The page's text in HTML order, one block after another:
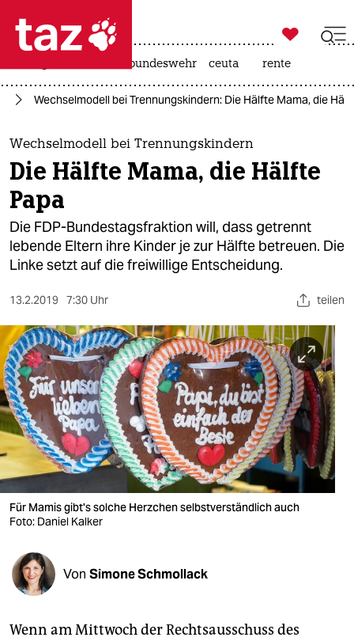
 taz zahl ich
taz zahl ich
themen
politik
öko
gesellschaft
sport
berlin
nord
wahrheit
verlag
verlag
veranstaltungen
shop
fragen & hilfe

taz zahl ich
bundeswehr ceuta rente
Wechselmodell bei Trennungskindern: Die Hälfte Mama, die
Wechselmodell bei Trennungskindern
Die Hälfte Mama, die Hälfte
Papa
Die FDP-Bundestagsfraktion will, dass getrennt
lebende Eltern ihre Kinder je zur Hälfte betreuen. Die
Linke setzt auf die freiwillige Entscheidung.
13.2.2019 7:30 Uhr teilen
Für Mamis gibt's solche Herzchen selbstverständlich auch
Foto: Daniel Kalker
Von Simone Schmollack
Wenn am Mittwoch der Rechtsausschuss des